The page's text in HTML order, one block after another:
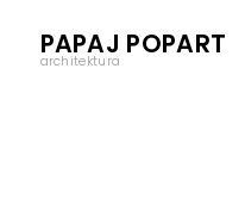
PAPAJ POPART
architektura